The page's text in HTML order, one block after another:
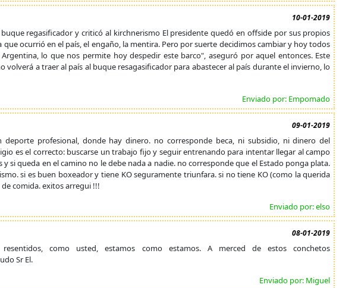
10-01-2019
regasificador y criticó al kirchnerismo El presidente quedó en offside por sus propios
ocurrió en el país, el engaño, la mentira. Pero por suerte decidimos cambiar y hoy todos
lo que nos permite hoy despedir este barco", aseguró por aquel entonces. Este
volverá a traer al país al buque resagasificador para abastecer al país durante el invierno, lo
Enviado por: Empomado
09-01-2019
profesional, donde hay dinero. no corresponde beca, ni subsidio, ni dinero del
es el correcto: buscarse un trabajo fijo y seguir entrenando para intentar llegar al campo
si queda en el camino no le debe nada a nadie. no corresponde que el Estado ponga plata.
si es buen boxeador y tiene KO seguramente triunfara. si no tiene KO (como la querida
comida. exitos arregui !!!
Enviado por: elso
08-01-2019
como usted, estamos como estamos. A merced de estos conchetos
Sr El.
Enviado por: Miguel